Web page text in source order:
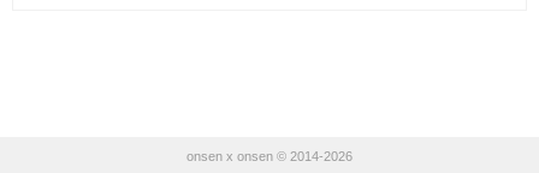
onsen x onsen © 2014-2026